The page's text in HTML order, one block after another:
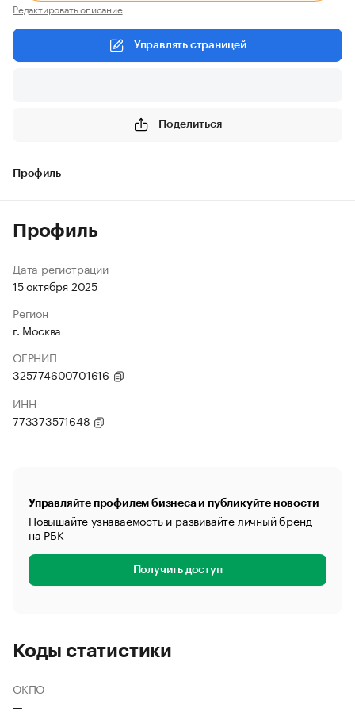
Редактировать описание
Управлять страницей
Поделиться
Профиль
Профиль
Дата регистрации
15 октября 2025
Регион
г. Москва
ОГРНИП
325774600701616
ИНН
773373571648
Управляйте профилем бизнеса и публикуйте новости
Повышайте узнаваемость и развивайте личный бренд
на РБК
Получить доступ
Коды статистики
ОКПО
—